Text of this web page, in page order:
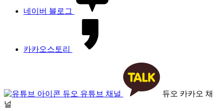
네이버 블로그
카카오스토리
듀오 유튜브 채널
듀오 카카오 채
널